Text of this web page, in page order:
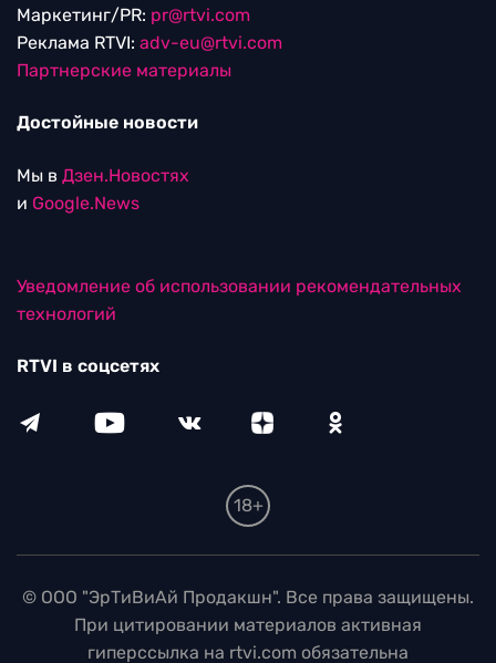
Маркетинг/PR: pr@rtvi.com
Реклама RTVI: adv-eu@rtvi.com
Партнерские материалы
Достойные новости
Мы в Дзен.Новостях
и Google.News
Уведомление об использовании рекомендательных
технологий
RTVI в соцсетях
18+
© ООО "ЭрТиВиАй Продакшн". Все права защищены.
При цитировании материалов активная
гиперссылка на rtvi.com обязательна